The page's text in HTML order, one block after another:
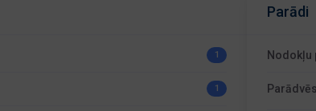
1
1
Parādi
Nodokļu